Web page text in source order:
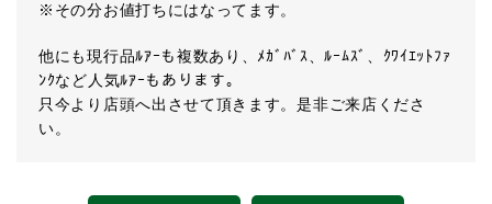
※その分お値打ちにはなってます。
他にも現行品ﾙｱｰも複数あり、ﾒｶﾞﾊﾞｽ、ﾙｰﾑｽﾞ、ｸﾜｲｴｯﾄﾌｧ
ﾝｸなど人気ﾙｱｰもあります。
只今より店頭へ出させて頂きます。是非ご来店くださ
い。